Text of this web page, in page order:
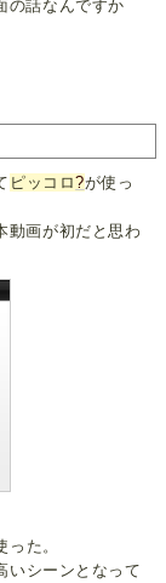
の話なんですか
ピッコロ?が使っ
動画が初だと思わ
た。
いシーンとなって